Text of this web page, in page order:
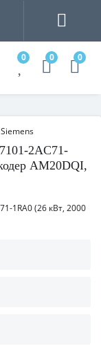
0 0 0
Siemens
2AC71-
AM20DQI,